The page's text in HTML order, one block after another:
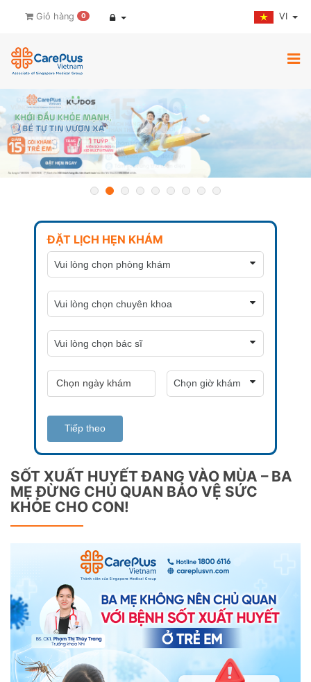
Giỏ hàng 0 VI
ĐẶT LỊCH HẸN KHÁM
Tiếp theo
SỐT XUẤT HUYẾT ĐANG VÀO MÙA – BA
MẸ ĐỪNG CHỦ QUAN BẢO VỆ SỨC
KHỎE CHO CON!